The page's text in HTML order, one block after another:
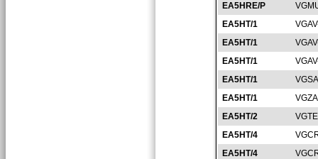
EA5HRE/P
EA5HT/1
EA5HT/1
EA5HT/1
EA5HT/1
EA5HT/1
EA5HT/2
EA5HT/4
EA5HT/4